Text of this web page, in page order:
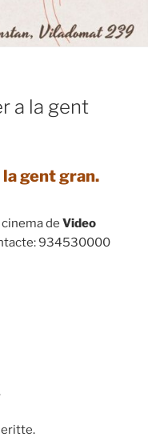
a la gent
gent gran.
de Video
934530000